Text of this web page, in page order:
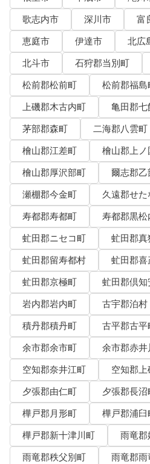
歌志内市
深川市 富
恵庭市
伊達市 北広
北斗市
石狩郡当別町
松前郡松前町
松前郡福島
上磯郡木古内町
亀田郡七
茅部郡森町
二海郡八雲町
檜山郡江差町
檜山郡上ノ
檜山郡厚沢部町
爾志郡乙
瀬棚郡今金町
久遠郡せた
寿都郡寿都町
寿都郡黒松
虻田郡ニセコ町
虻田郡真
虻田郡留寿都村
虻田郡喜
虻田郡京極町
虻田郡倶知
岩内郡岩内町
古宇郡泊村
積丹郡積丹町
古平郡古平
余市郡余市町
余市郡赤井
空知郡奈井江町
空知郡上
夕張郡由仁町
夕張郡長沼
樺戸郡月形町
樺戸郡浦臼
樺戸郡新十津川町
雨竜郡
雨竜郡秩父別町
雨竜郡雨